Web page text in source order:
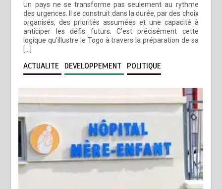
Un pays ne se transforme pas seulement au rythme
des urgences. Il se construit dans la durée, par des choix
organisés, des priorités assumées et une capacité à
anticiper les défis futurs. C’est précisément cette
logique qu’illustre le Togo à travers la préparation de sa
[…]
ACTUALITE DEVELOPPEMENT POLITIQUE